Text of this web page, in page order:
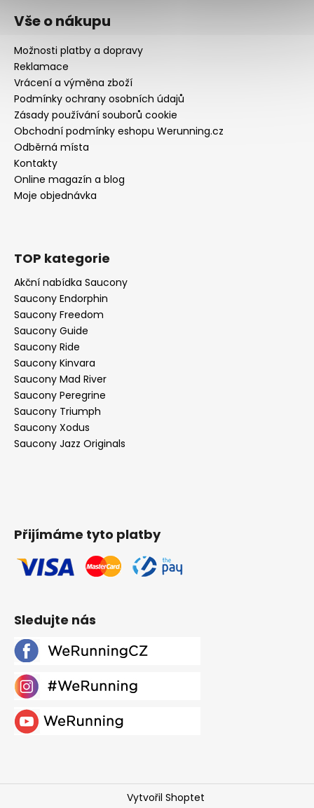
Vše o nákupu
Možnosti platby a dopravy
Reklamace
Vrácení a výměna zboží
Podmínky ochrany osobních údajů
Zásady používání souborů cookie
Obchodní podmínky eshopu Werunning.cz
Odběrná místa
Kontakty
Online magazín a blog
Moje objednávka
TOP kategorie
Akční nabídka Saucony
Saucony Endorphin
Saucony Freedom
Saucony Guide
Saucony Ride
Saucony Kinvara
Saucony Mad River
Saucony Peregrine
Saucony Triumph
Saucony Xodus
Saucony Jazz Originals
Přijímáme tyto platby
Sledujte nás
Vytvořil Shoptet